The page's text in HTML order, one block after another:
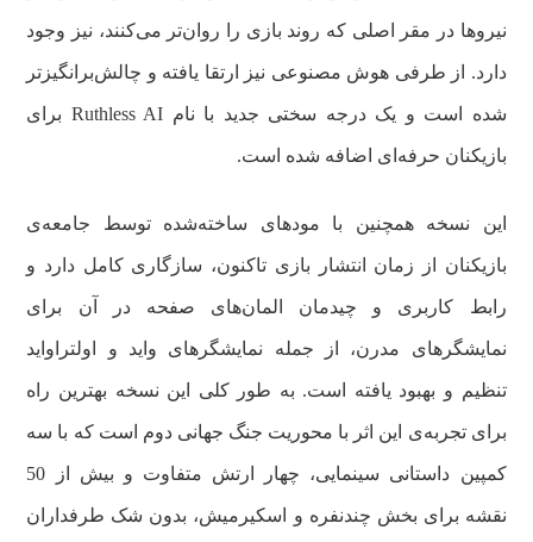
نیروها در مقر اصلی که روند بازی را روان‌تر می‌کنند، نیز وجود
دارد. از طرفی هوش مصنوعی نیز ارتقا یافته و چالش‌برانگیزتر
شده است و یک درجه سختی جدید با نام Ruthless AI برای
بازیکنان حرفه‌ای اضافه شده است.
این نسخه همچنین با مودهای ساخته‌شده توسط جامعه‌ی
بازیکنان از زمان انتشار بازی تاکنون، سازگاری کامل دارد و
رابط کاربری و چیدمان المان‌های صفحه در آن برای
نمایشگرهای مدرن، از جمله نمایشگرهای واید و اولتراواید
تنظیم و بهبود یافته است. به طور کلی این نسخه‌ بهترین راه
برای تجربه‌ی این اثر با محوریت جنگ جهانی دوم است که با سه
کمپین داستانی سینمایی، چهار ارتش متفاوت و بیش از 50
نقشه برای بخش چندنفره و اسکیرمیش، بدون شک طرفداران